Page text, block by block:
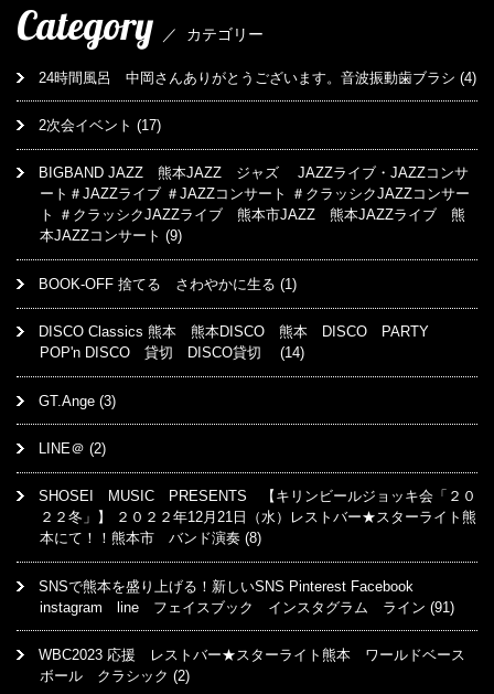
Category ／ カテゴリー
24時間風呂 中岡さんありがとうございます。音波振動歯ブラシ (4)
2次会イベント (17)
BIGBAND JAZZ 熊本JAZZ ジャズ JAZZライブ・JAZZコンサ
ート＃JAZZライブ ＃JAZZコンサート ＃クラッシクJAZZコンサー
ト ＃クラッシクJAZZライブ 熊本市JAZZ 熊本JAZZライブ 熊
本JAZZコンサート (9)
BOOK-OFF 捨てる さわやかに生る (1)
DISCO Classics 熊本 熊本DISCO 熊本 DISCO PARTY
POP'n DISCO 貸切 DISCO貸切 (14)
GT.Ange (3)
LINE＠ (2)
SHOSEI MUSIC PRESENTS 【キリンビールジョッキ会「２０
２２冬」】 ２０２２年12月21日（水）レストバー★スターライト熊
本にて！！熊本市 バンド演奏 (8)
SNSで熊本を盛り上げる！新しいSNS Pinterest Facebook
instagram line フェイスブック インスタグラム ライン (91)
WBC2023 応援 レストバー★スターライト熊本 ワールドベース
ボール クラシック (2)